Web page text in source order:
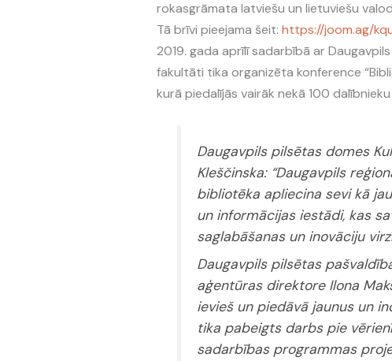
rokasgrāmata latviešu un lietuviešu
Tā brīvi pieejama šeit: https://joom.ag/
2019. gada aprīlī sadarbībā ar
fakultāti tika organizēta konference
kurā piedalījās vairāk nekā 100
Daugavpils pilsētas domes
Kleščinska: “Daugavpils
bibliotēka apliecina sevi kā
un informācijas iestādi, kas
saglabāšanas un inovāciju
Daugavpils pilsētas
aģentūras direktore Ilona
ievieš un piedāvā jaunus un
tika pabeigts darbs pie
sadarbības programmas